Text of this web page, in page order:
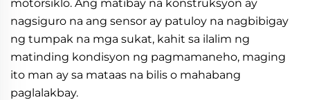
motorsiklo. Ang matibay na konstruksyon ay
nagsiguro na ang sensor ay patuloy na nagbibigay
ng tumpak na mga sukat, kahit sa ilalim ng
matinding kondisyon ng pagmamaneho, maging
ito man ay sa mataas na bilis o mahabang
paglalakbay.